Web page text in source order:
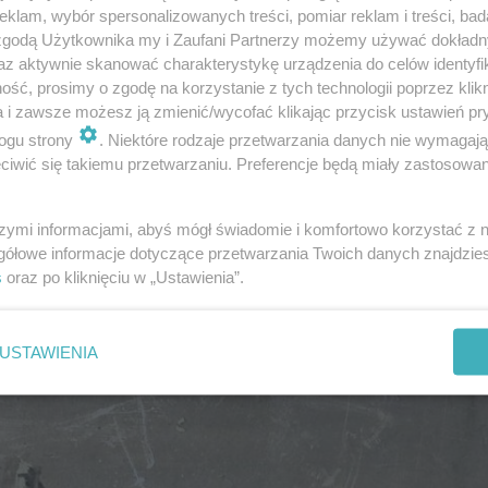
nadzorem prokuratora. Ciało denata zostało
śmierci mężczyzny było wychłodzenie
starych zdjęciach
wybór spersonalizowanych treści, pomiar reklam i treści,
Użytkownika my i Zaufani Partnerzy możemy używać
aktywnie skanować charakterystykę urządzenia do celów
prosimy o zgodę na korzystanie z tych technologii poprzez
i zawsze możesz ją zmienić/wycofać klikając przycisk ustawień
strony
. Niektóre rodzaje przetwarzania danych nie
się takiemu przetwarzaniu. Preferencje będą miały
informacjami, abyś mógł świadomie i komfortowo korzystać z
informacje dotyczące przetwarzania Twoich danych
oraz po kliknięciu w „Ustawienia”.
USTAWIENIA